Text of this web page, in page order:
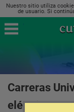
Nuestro sitio utiliza
de usuario. Si
Carreras
eléctrica en